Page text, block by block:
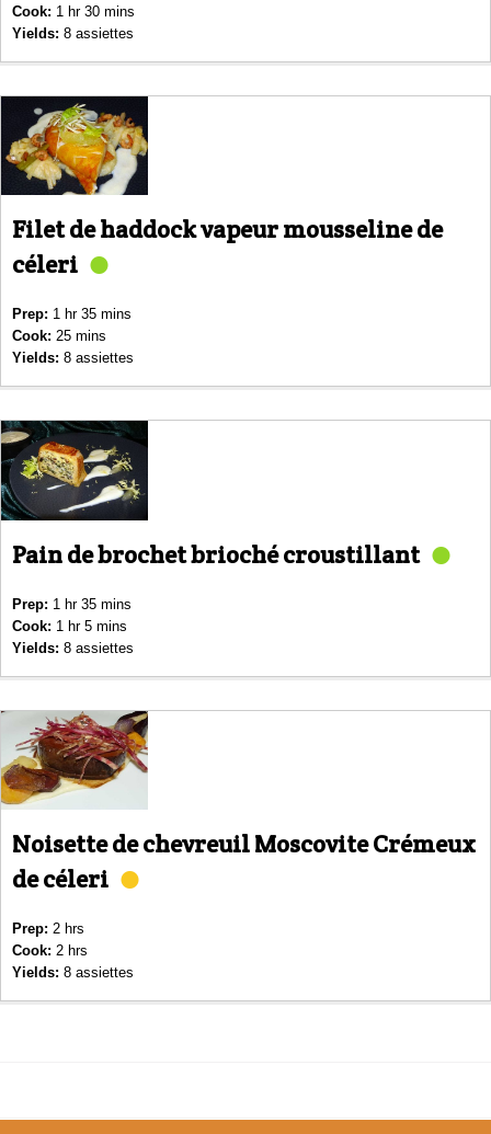
Cook: 1 hr 30 mins
Yields: 8 assiettes
Filet de haddock vapeur mousseline de
céleri
Prep: 1 hr 35 mins
Cook: 25 mins
Yields: 8 assiettes
Pain de brochet brioché croustillant
Prep: 1 hr 35 mins
Cook: 1 hr 5 mins
Yields: 8 assiettes
Noisette de chevreuil Moscovite Crémeux
de céleri
Prep: 2 hrs
Cook: 2 hrs
Yields: 8 assiettes